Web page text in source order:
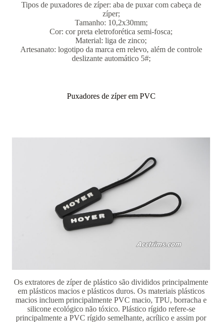
Tipos de puxadores de zíper: aba de puxar com cabeça de
zíper;
Tamanho: 10,2x30mm;
Cor: cor preta eletroforética semi-fosca;
Material: liga de zinco;
Artesanato: logotipo da marca em relevo, além de controle
deslizante automático 5#;
Puxadores de zíper em PVC
Os extratores de zíper de plástico são divididos principalmente
em plásticos macios e plásticos duros. Os materiais plásticos
macios incluem principalmente PVC macio, TPU, borracha e
silicone ecológico não tóxico. Plástico rígido refere-se
principalmente a PVC rígido semelhante, acrílico e assim por